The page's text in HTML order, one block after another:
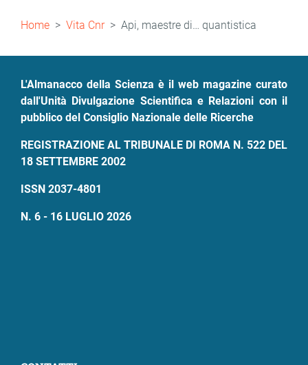
Briciole
Home Vita Cnr Api, maestre di… quantistica
L'Almanacco della Scienza è il web magazine curato
dall'Unità Divulgazione Scientifica e Relazioni con il
pubblico del Consiglio Nazionale delle Ricerche
REGISTRAZIONE AL TRIBUNALE DI ROMA N. 522 DEL
18 SETTEMBRE 2002
ISSN 2037-4801
N. 6 - 16 LUGLIO 2026